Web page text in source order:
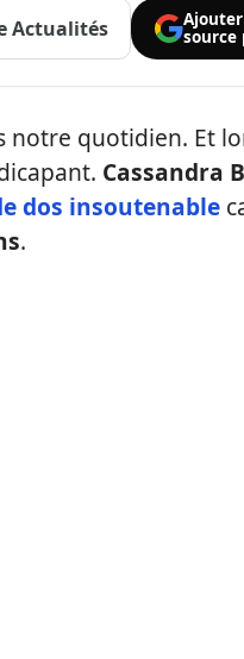
Actualités
source
quotidien. Et
Cassandra
dos insoutenable
.